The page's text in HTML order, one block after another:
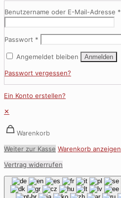
Benutzername oder E-Mail-Adresse *
Passwort *
Angemeldet bleiben Anmelden
Passwort vergessen?
Ein Konto erstellen?
✕
Warenkorb
Weiter zur Kasse Warenkorb anzeigen
Vertrag widerrufen